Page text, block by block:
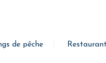
de pêche Restaurant